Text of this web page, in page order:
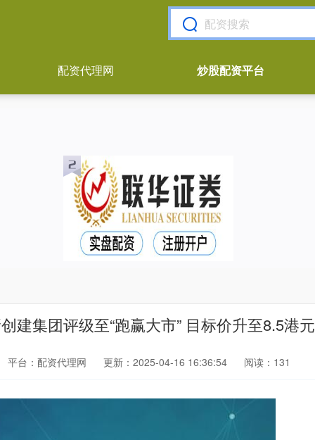
配资代理网 炒股配资平台
建集团评级至“跑赢大市” 目标价升至8.5港元
平台：配资代理网 更新：2025-04-16 16:36:54 阅读：131